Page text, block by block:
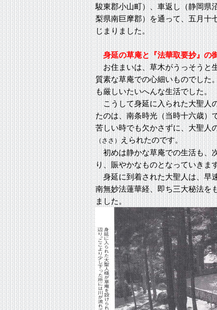
駿東郡小山町）、車返し（静岡県
梨県南巨摩郡）を通って、五月十
じまりました。
身延の草庵と『法華取要抄』の
お住まいは、草木がうっそうと
質素な草庵での心細いものでした
も厳しいたいへんな生活でした。
こうして身延に入られた大聖人
たのは、南条時光（当時十六歳）
苦しい時でも欠かさずに、大聖人
（ささ）えられたのです。
初めは静かな草庵での生活も、
り、賑やかなものとなっていきま
身延に到着された大聖人は、早
南無妙法蓮華経、即ち三大秘法を
ました。